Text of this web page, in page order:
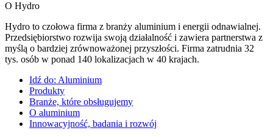
O Hydro
Hydro to czołowa firma z branży aluminium i energii odnawialnej.
Przedsiębiorstwo rozwija swoją działalność i zawiera partnerstwa z
myślą o bardziej zrównoważonej przyszłości. Firma zatrudnia 32
tys. osób w ponad 140 lokalizacjach w 40 krajach.
Idź do: Aluminium
Produkty
Branże, które obsługujemy
O aluminium
Innowacyjność, badania i rozwój